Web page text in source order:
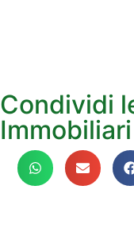
Condividi
Immobiliari